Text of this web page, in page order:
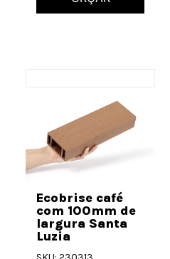
Ecobrise café
com 100mm de
largura Santa
Luzia